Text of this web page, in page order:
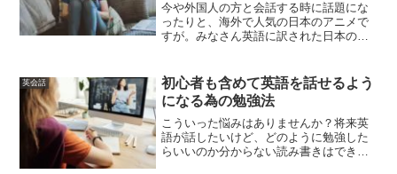
今や外国人の方と会話する時に話題にな
ったりと、海外で人気の日本のアニメで
すが。みなさん英語に訳された日本のア
まの物もあります。例えばフェアリーテ
イル(Fairly Tai...
英会話
初心者も含めて英語を話せるよう
になる為の勉強法
こういった悩みはありませんか？将来英
語が話したいけど、どのように勉強した
らいいのか分からない読み書きはできる